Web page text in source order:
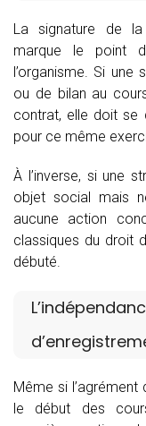
La signature de
marque le point
l’organisme. Si une
ou de bilan au
contrat, elle doit se
pour ce même
À l’inverse, si une
objet social mais
aucune action
classiques du droit
débuté.
Même si l’agrément
le début des